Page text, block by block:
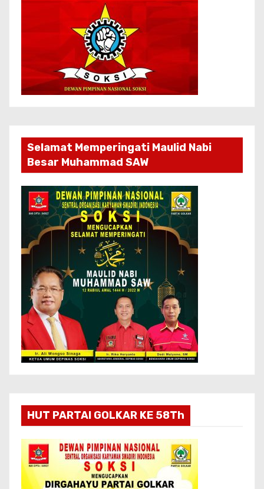
Selamat Memperingati Maulid Nabi
Besar Muhammad SAW
HUT PARTAI GOLKAR KE 58Th